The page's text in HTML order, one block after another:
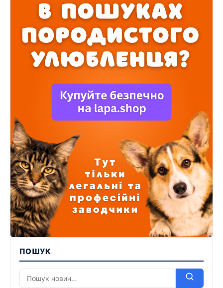
ПОШУК